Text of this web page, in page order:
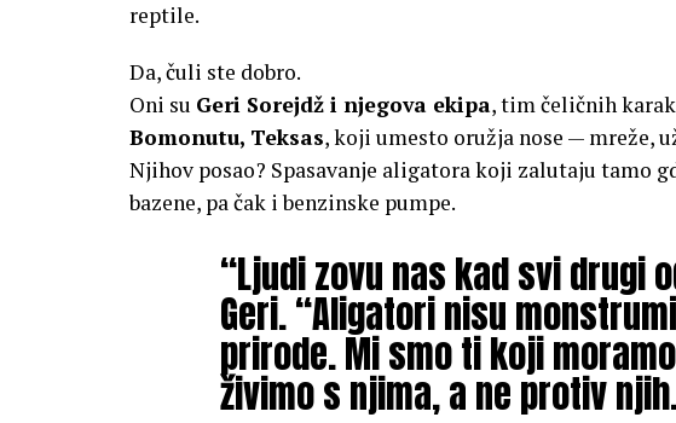
reptile.
Da, čuli ste dobro.
Oni su Geri Sorejdž i njegova ekipa, tim čeličnih
Bomonutu, Teksas, koji umesto oružja nose — mreže,
Njihov posao? Spasavanje aligatora koji zalutaju tamo
bazene, pa čak i benzinske pumpe.
“Ljudi zovu nas kad svi drugi
Geri. “Aligatori nisu
prirode. Mi smo ti koji
živimo s njima, a ne protiv